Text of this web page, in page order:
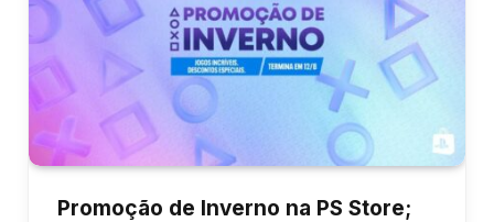
Promoção de Inverno na PS Store;